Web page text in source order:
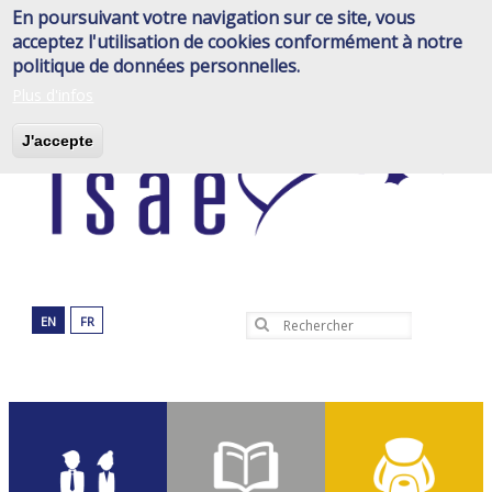
En poursuivant votre navigation sur ce site, vous
acceptez l'utilisation de cookies conformément à notre
politique de données personnelles.
J'accepte
Aller
au
contenu
principal
EN FR Rechercher